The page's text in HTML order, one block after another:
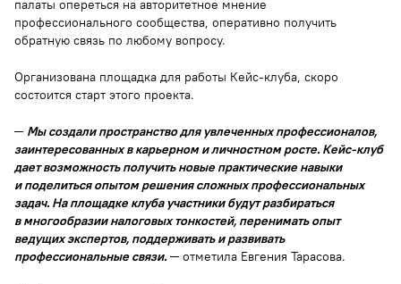
палаты опереться на авторитетное мнение
профессионального сообщества, оперативно получить
обратную связь по любому вопросу.
Организована площадка для работы Кейс-клуба, скоро
состоится старт этого проекта.
─ Мы создали пространство для увлеченных профессионалов,
заинтересованных в карьерном и личностном росте. Кейс-клуб
дает возможность получить новые практические навыки
и поделиться опытом решения сложных профессиональных
задач. На площадке клуба участники будут разбираться
в многообразии налоговых тонкостей, перенимать опыт
ведущих экспертов, поддерживать и развивать
профессиональные связи. ─ отметила Евгения Тарасова.